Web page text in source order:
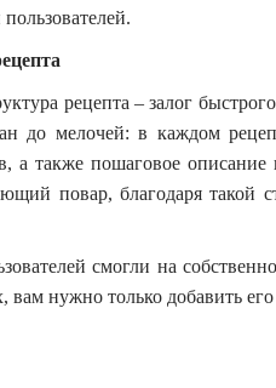
рецепта – залог
до мелочей: в каждом
а также пошаговое
повар, благодаря такой
смогли на
вам нужно только добавить